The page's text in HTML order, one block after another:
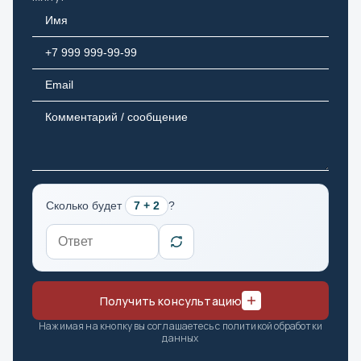
Сколько будет 7 + 2 ?
Получить консультацию
Нажимая на кнопку вы соглашаетесь с политикой обработки
данных
Ижевск
Йошкар-Ола
Казань
Калининград
Калуга
Кемерово
Киров
Кострома